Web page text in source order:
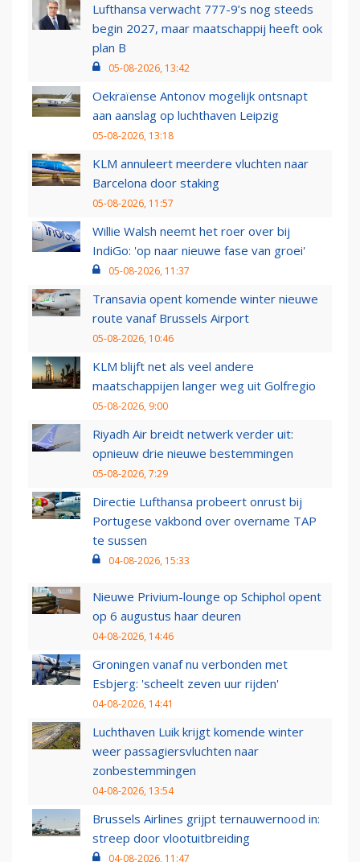
Lufthansa verwacht 777-9’s nog steeds
begin 2027, maar maatschappij heeft ook
plan B
05-08-2026, 13:42
Oekraïense Antonov mogelijk ontsnapt
aan aanslag op luchthaven Leipzig
05-08-2026, 13:18
KLM annuleert meerdere vluchten naar
Barcelona door staking
05-08-2026, 11:57
Willie Walsh neemt het roer over bij
IndiGo: 'op naar nieuwe fase van groei'
05-08-2026, 11:37
Transavia opent komende winter nieuwe
route vanaf Brussels Airport
05-08-2026, 10:46
KLM blijft net als veel andere
maatschappijen langer weg uit Golfregio
05-08-2026, 9:00
Riyadh Air breidt netwerk verder uit:
opnieuw drie nieuwe bestemmingen
05-08-2026, 7:29
Directie Lufthansa probeert onrust bij
Portugese vakbond over overname TAP
te sussen
04-08-2026, 15:33
Nieuwe Privium-lounge op Schiphol opent
op 6 augustus haar deuren
04-08-2026, 14:46
Groningen vanaf nu verbonden met
Esbjerg: 'scheelt zeven uur rijden'
04-08-2026, 14:41
Luchthaven Luik krijgt komende winter
weer passagiersvluchten naar
zonbestemmingen
04-08-2026, 13:54
Brussels Airlines grijpt ternauwernood in:
streep door vlootuitbreiding
04-08-2026, 11:47